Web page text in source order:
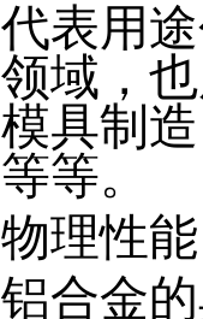
代表用
领域，
模具制
等等。
物理性能
铝合金